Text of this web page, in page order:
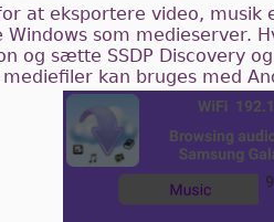
at eksportere video, musik
som medieserver.
og sætte SSDP Discovery
kan bruges med